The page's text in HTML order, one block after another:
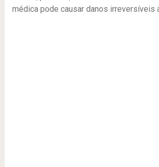
médica pode causar danos irreversíveis